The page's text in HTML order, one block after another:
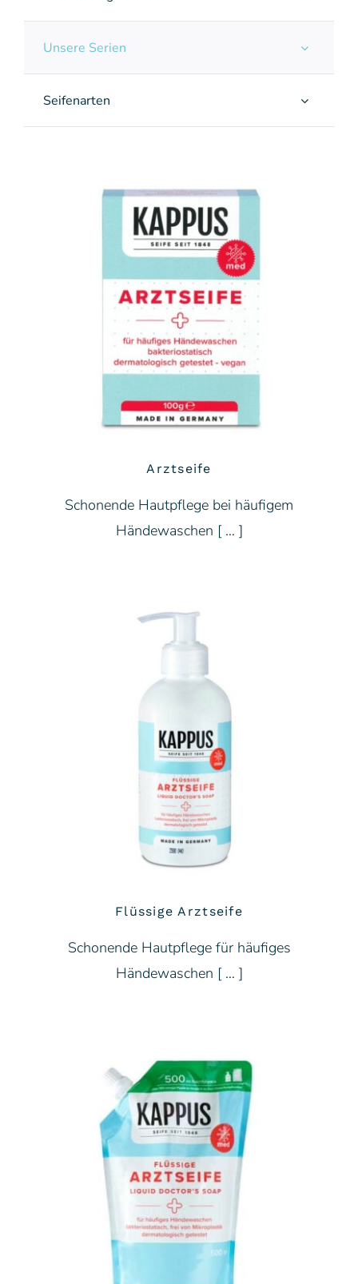
Unsere Serien
Seifenarten
Arztseife
Schonende Hautpflege bei häufigem
Händewaschen [ … ]
Flüssige Arztseife
Schonende Hautpflege für häufiges
Händewaschen [ … ]